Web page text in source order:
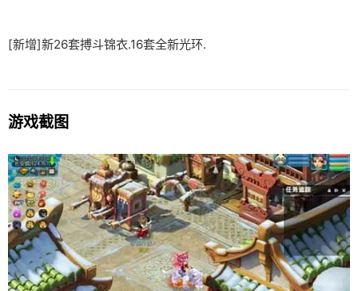
[新增]新26套搏斗锦衣.16套全新光环.
游戏截图